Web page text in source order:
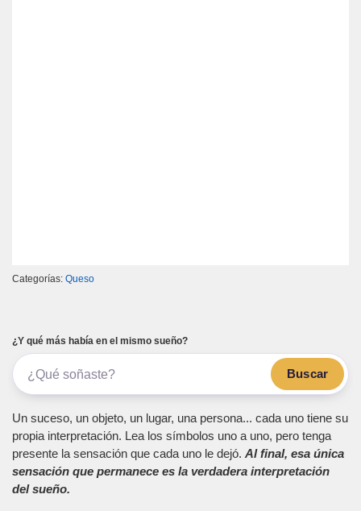
Categorías: Queso
¿Y qué más había en el mismo sueño?
Buscar
Un suceso, un objeto, un lugar, una persona... cada uno tiene su
propia interpretación. Lea los símbolos uno a uno, pero tenga
presente la sensación que cada uno le dejó. Al final, esa única
sensación que permanece es la verdadera interpretación
del sueño.